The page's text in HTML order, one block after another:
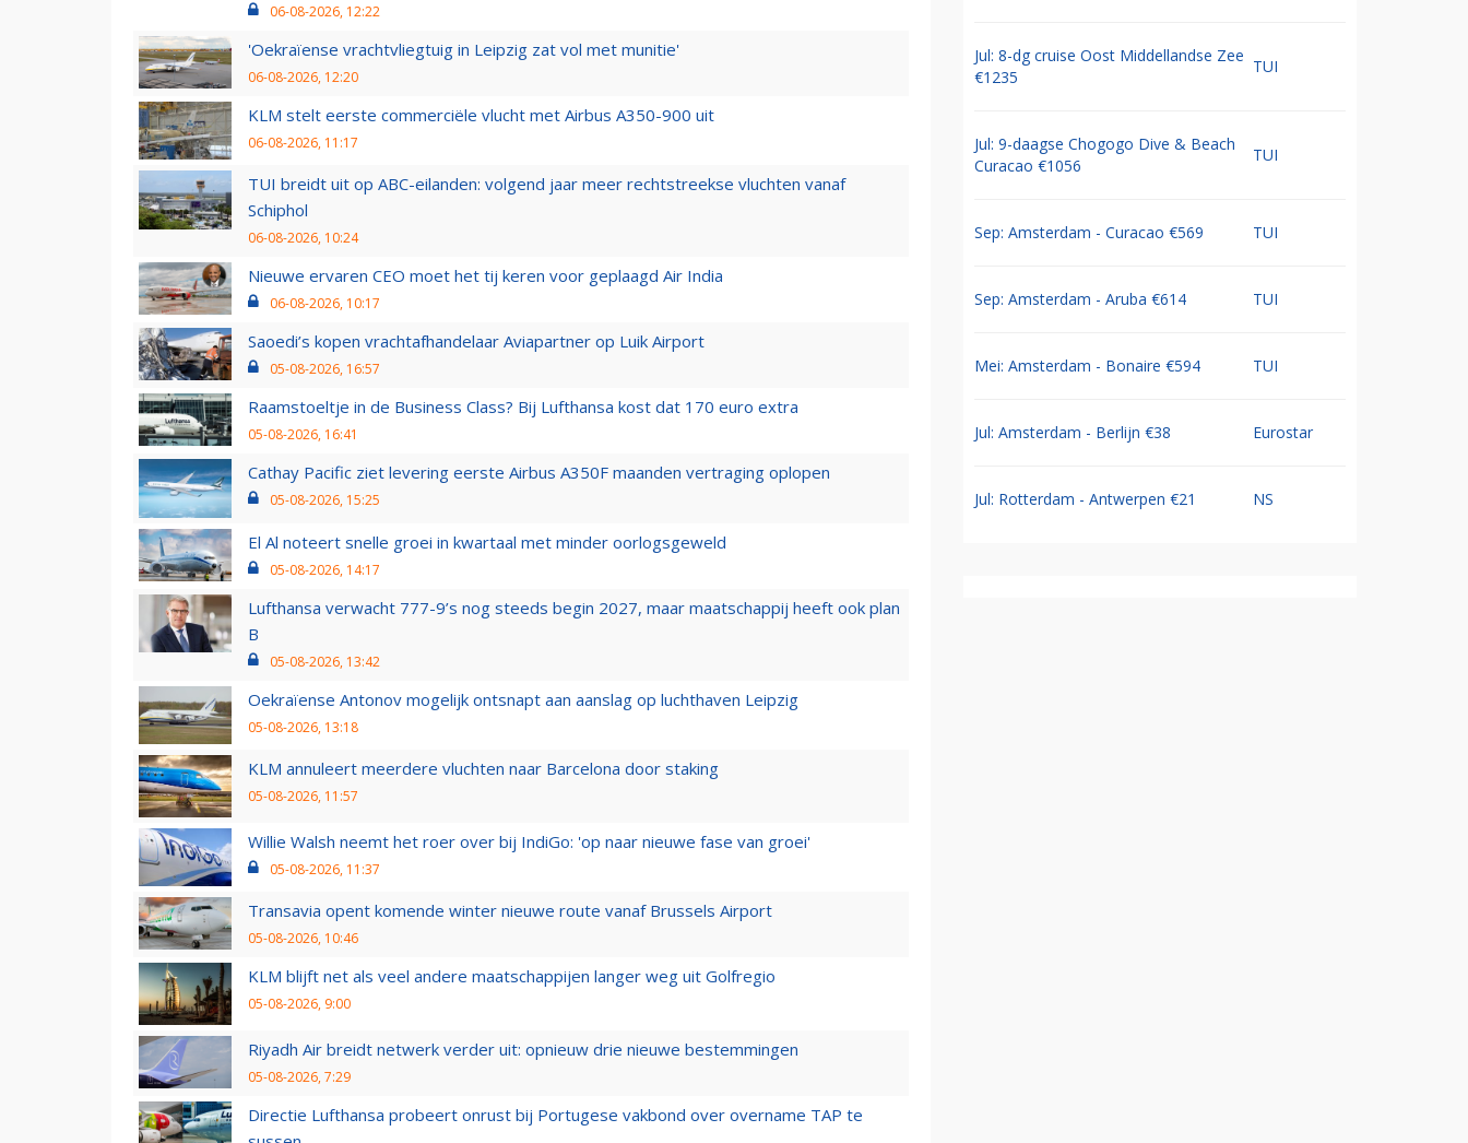
06-08-2026, 12:22
'Oekraïense vrachtvliegtuig in Leipzig zat vol met munitie'
06-08-2026, 12:20
KLM stelt eerste commerciële vlucht met Airbus A350-900 uit
06-08-2026, 11:17
TUI breidt uit op ABC-eilanden: volgend jaar meer rechtstreekse vluchten vanaf
Schiphol
06-08-2026, 10:24
Nieuwe ervaren CEO moet het tij keren voor geplaagd Air India
06-08-2026, 10:17
Saoedi’s kopen vrachtafhandelaar Aviapartner op Luik Airport
05-08-2026, 16:57
Raamstoeltje in de Business Class? Bij Lufthansa kost dat 170 euro extra
05-08-2026, 16:41
Cathay Pacific ziet levering eerste Airbus A350F maanden vertraging oplopen
05-08-2026, 15:25
El Al noteert snelle groei in kwartaal met minder oorlogsgeweld
05-08-2026, 14:17
Lufthansa verwacht 777-9’s nog steeds begin 2027, maar maatschappij heeft ook plan
B
05-08-2026, 13:42
Oekraïense Antonov mogelijk ontsnapt aan aanslag op luchthaven Leipzig
05-08-2026, 13:18
KLM annuleert meerdere vluchten naar Barcelona door staking
05-08-2026, 11:57
Willie Walsh neemt het roer over bij IndiGo: 'op naar nieuwe fase van groei'
05-08-2026, 11:37
Transavia opent komende winter nieuwe route vanaf Brussels Airport
05-08-2026, 10:46
KLM blijft net als veel andere maatschappijen langer weg uit Golfregio
05-08-2026, 9:00
Riyadh Air breidt netwerk verder uit: opnieuw drie nieuwe bestemmingen
05-08-2026, 7:29
Directie Lufthansa probeert onrust bij Portugese vakbond over overname TAP te
Jul: 8-dg cruise Oost Middellandse Zee
€1235
TUI
Jul: 9-daagse Chogogo Dive & Beach
Curacao €1056
TUI
Sep: Amsterdam - Curacao €569 TUI
Sep: Amsterdam - Aruba €614 TUI
Mei: Amsterdam - Bonaire €594 TUI
Jul: Amsterdam - Berlijn €38 Eurostar
Jul: Rotterdam - Antwerpen €21 NS